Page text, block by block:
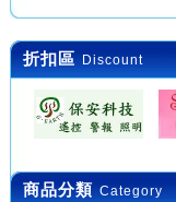
折扣區 Discount
商品分類 Category